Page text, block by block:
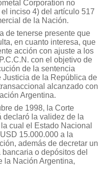
Corporation no
inciso 4) del artículo 517
de la Nación.
de tenerse presente que
en cuanto interesa, que
acción con ajuste a los
con el objetivo de
de la sentencia
Justicia de la República de
alcanzado con
Argentina.
de 1998, la Corte
declaró la validez de la
cual el Estado Nacional
15.000.000 a la
además de decretar un
o depósitos del
la Nación Argentina,